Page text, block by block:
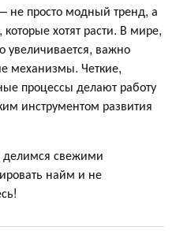
просто модный тренд, а
хотят расти. В мире,
увеличивается, важно
механизмы. Четкие,
процессы делают работу
инструментом развития
свежими
найм и не